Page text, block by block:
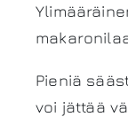
Pieniä
voi jättää